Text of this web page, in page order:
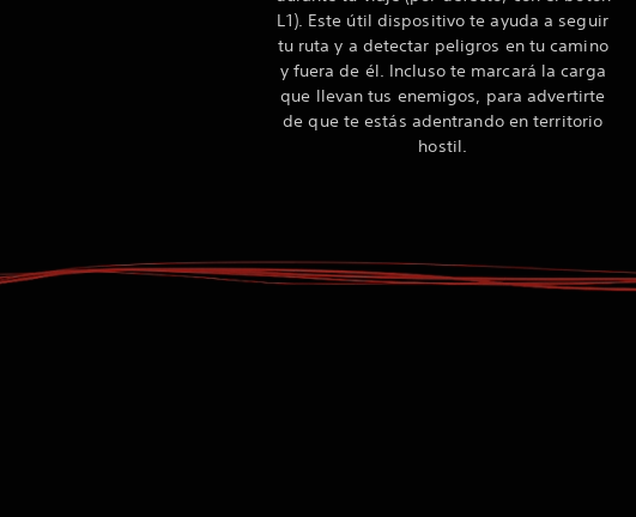
L1). Este útil dispositivo te ayuda a seguir
tu ruta y a detectar peligros en tu camino
y fuera de él. Incluso te marcará la carga
que llevan tus enemigos, para advertirte
de que te estás adentrando en territorio
hostil.